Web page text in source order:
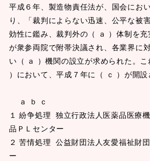
平成６年、製造物責任法が、国会にお
り、「裁判によらない迅速、公平な被
効性に鑑み、裁判外の（ ａ ）体制を充
が衆参両院で附帯決議され、各業界に
い（ ａ ）機関の設立が求められた。こ
）において、平成７年に（ ｃ ）が開設
ａ ｂ ｃ
１ 紛争処理 独立行政法人医薬品医療
品ＰＬセンター
２ 苦情処理 公益財団法人友愛福祉財
ー